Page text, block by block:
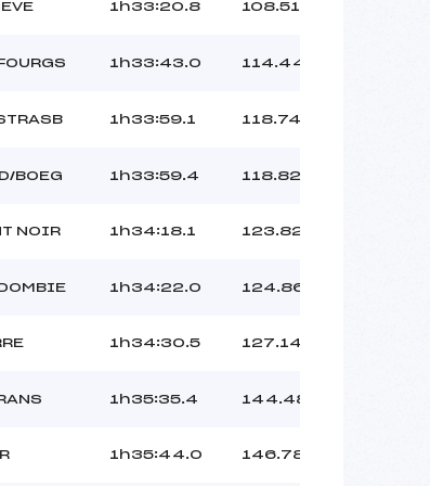
1h33:20.8 108.51
1h33:43.0 114.44
1h33:59.1 118.74
BOEG 1h33:59.4 118.82
NOIR 1h34:18.1 123.82
1h34:22.0 124.86
1h34:30.5 127.14
1h35:35.4 144.48
1h35:44.0 146.78